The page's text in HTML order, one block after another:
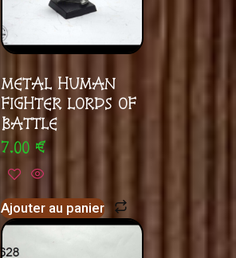
METAL HUMAN
FIGHTER LORDS OF
BATTLE
7.00 €
Ajouter au panier